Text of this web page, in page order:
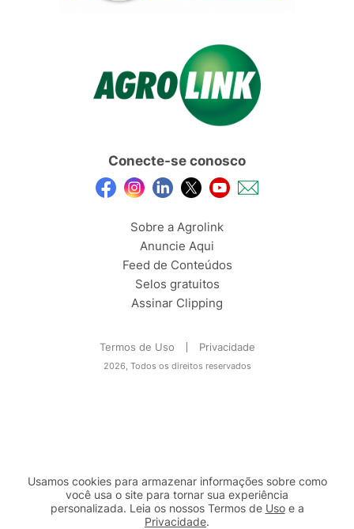
Conecte-se conosco
Sobre a Agrolink
Anuncie Aqui
Feed de Conteúdos
Selos gratuitos
Assinar Clipping
Termos de Uso Privacidade
2026, Todos os direitos reservados
Usamos cookies para armazenar informações sobre como
você usa o site para tornar sua experiência
personalizada. Leia os nossos Termos de Usoe a
Privacidade.